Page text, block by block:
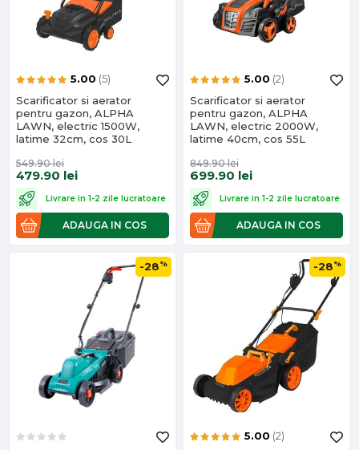
5.00 (5)
Scarificator si aerator
pentru gazon, ALPHA
LAWN, electric 1500W,
latime 32cm, cos 30L
479.90 lei
549.90 lei
Livrare in 1-2 zile lucratoare
ADAUGA IN COS
5.00 (2)
Scarificator si aerator
pentru gazon, ALPHA
LAWN, electric 2000W,
latime 40cm, cos 55L
699.90 lei
849.90 lei
Livrare in 1-2 zile lucratoare
ADAUGA IN COS
-28% -28%
5.00 (2)